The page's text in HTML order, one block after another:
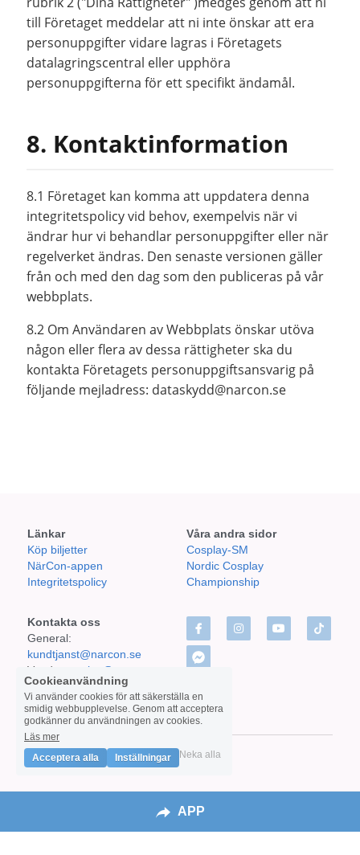
Länkar
Köp biljetter
NärCon-appen
Integritetspolicy
Våra andra sidor
Cosplay-SM
Nordic Cosplay
Championship
Kontakta oss
kundtjanst@narcon.se
Vendors:
sales@narcon.se
guest@narcon.se
In English
APP
Cookieanvändning
Vi använder cookies för att säkerställa en
smidig webbupplevelse. Genom att acceptera
godkänner du användningen av cookies.
Läs mer
Acceptera alla
Inställningar Neka alla